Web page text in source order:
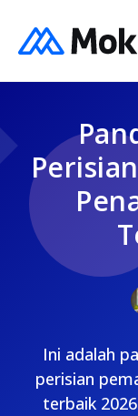
Ini adalah
perisian
terbaik